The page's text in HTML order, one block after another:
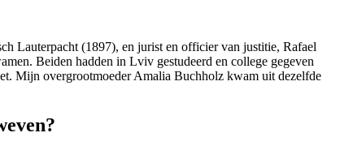
Lauterpacht (1897), en jurist en officier van justitie, Rafael
Beiden hadden in Lviv gestudeerd en college gegeven
Mijn overgrootmoeder Amalia Buchholz kwam uit dezelfde